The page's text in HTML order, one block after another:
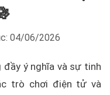
04/06/2026
ý nghĩa và sự tinh
trò chơi điện tử và